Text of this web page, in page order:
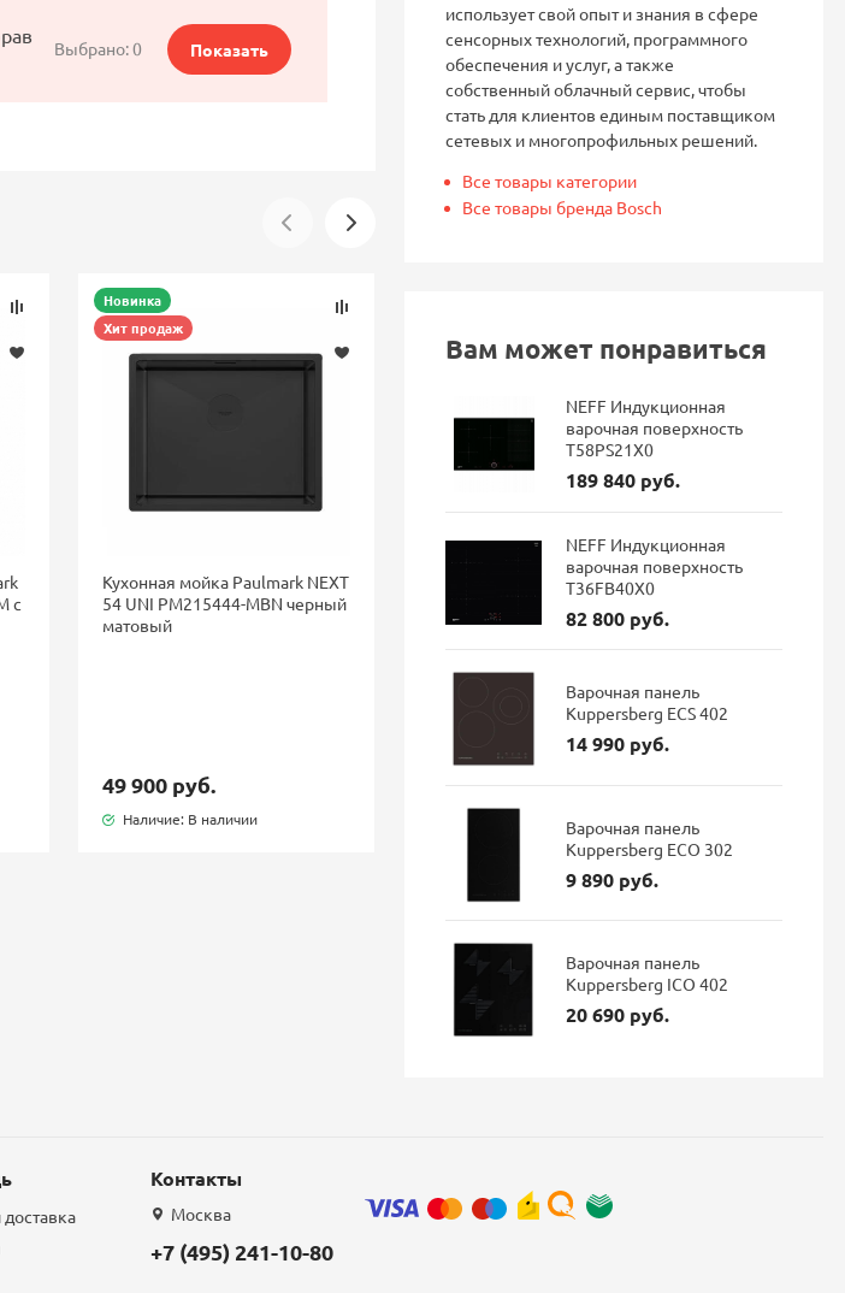
Выбрано:0 Показать
с
Новинка
Хит продаж
Кухонная мойка Paulmark NEXT
54 UNI PM215444-MBN черный
матовый
49 900 руб.
Наличие: В наличии
Смеситель для кухни Blanco
LANORA-F монтаж перед
окном, однорычажный,
нержавеющая сталь 526179
Экономия: 7 373 руб.
Наличие: В наличии
Экономия:
использует свой опыт и знания в сфере
сенсорных технологий, программного
обеспечения и услуг, а также
собственный облачный сервис, чтобы
стать для клиентов единым поставщиком
сетевых и многопрофильных решений.
Все товары категории
Все товары бренда Bosch
Вам может понравиться
NEFF Индукционная
варочная поверхность
T58PS21X0
189 840 руб.
NEFF Индукционная
варочная поверхность
T36FB40X0
82 800 руб.
Варочная панель
Kuppersberg ECS 402
14 990 руб.
Варочная панель
Kuppersberg ECO 302
9 890 руб.
Варочная панель
Kuppersberg ICO 402
20 690 руб.
Контакты
Москва
+7 (495) 241-10-80